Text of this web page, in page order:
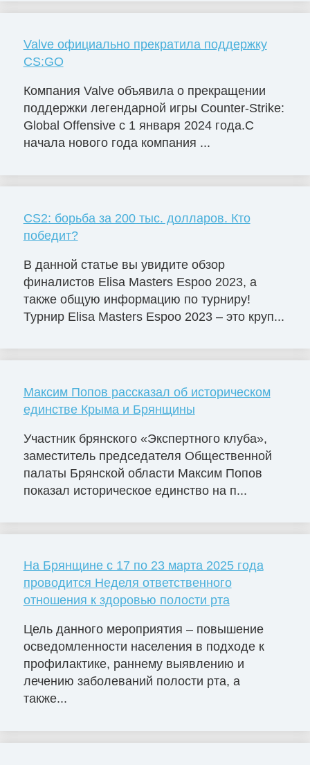
Valve официально прекратила поддержку
CS:GO
Компания Valve объявила о прекращении
поддержки легендарной игры Counter-Strike:
Global Offensive с 1 января 2024 года.С
начала нового года компания ...
CS2: борьба за 200 тыс. долларов. Кто
победит?
В данной статье вы увидите обзор
финалистов Elisa Masters Espoо 2023, а
также общую информацию по турниру!
Турнир Elisa Masters Espoo 2023 – это круп...
Максим Попов рассказал об историческом
единстве Крыма и Брянщины
Участник брянского «Экспертного клуба»,
заместитель председателя Общественной
палаты Брянской области Максим Попов
показал историческое единство на п...
На Брянщине с 17 по 23 марта 2025 года
проводится Неделя ответственного
отношения к здоровью полости рта
Цель данного мероприятия – повышение
осведомленности населения в подходе к
профилактике, раннему выявлению и
лечению заболеваний полости рта, а
также...